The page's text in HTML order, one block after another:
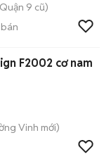
9 cũ)
F2002 cơ nam
Vinh mới)